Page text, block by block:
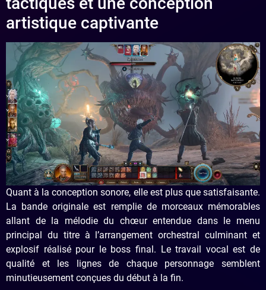
artistique captivante
Quant à la conception sonore, elle est plus que satisfaisante.
La bande originale est remplie de morceaux mémorables
allant de la mélodie du chœur entendue dans le menu
principal du titre à l’arrangement orchestral culminant et
explosif réalisé pour le boss final. Le travail vocal est de
qualité et les lignes de chaque personnage semblent
minutieusement conçues du début à la fin.